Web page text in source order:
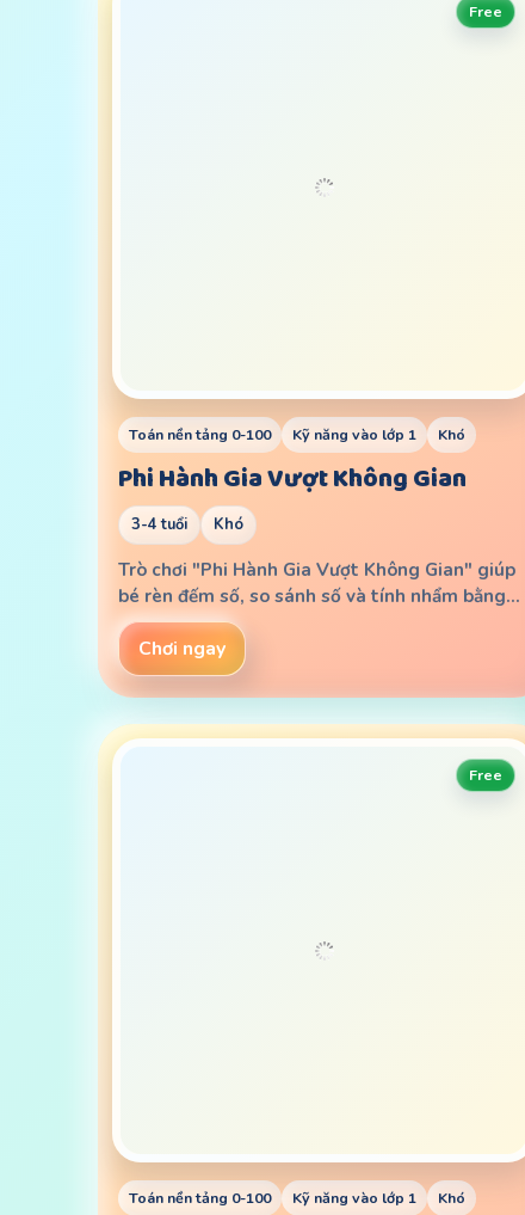
Free
Toán nền tảng 0-100 Kỹ năng vào lớp 1 Khó
Phi Hành Gia Vượt Không Gian
3-4 tuổi Khó
Trò chơi "Phi Hành Gia Vượt Không Gian" giúp
bé rèn đếm số, so sánh số và tính nhẩm bằng…
Chơi ngay
Free
Toán nền tảng 0-100 Kỹ năng vào lớp 1 Khó